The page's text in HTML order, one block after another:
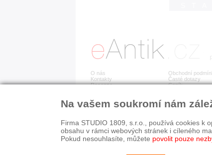
O nás
Kontakty
Recenze
Obchodní
Časté dotazy
Ceník
Detail položky č. 135 322
Na vašem soukromí nám
Firma STUDIO 1809, s.r.o., používá cookies k
obsahu v rámci webových stránek i cíleného
Pokud nesouhlasíte, můžete povolit pouze